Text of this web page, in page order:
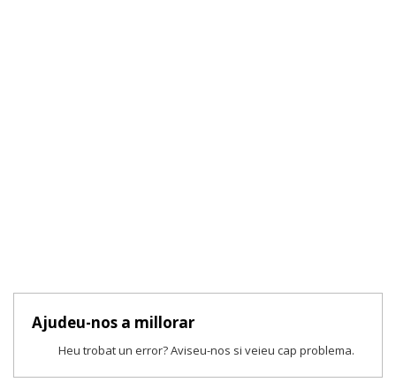
Ajudeu-nos a millorar
Heu trobat un error? Aviseu-nos si veieu cap problema.